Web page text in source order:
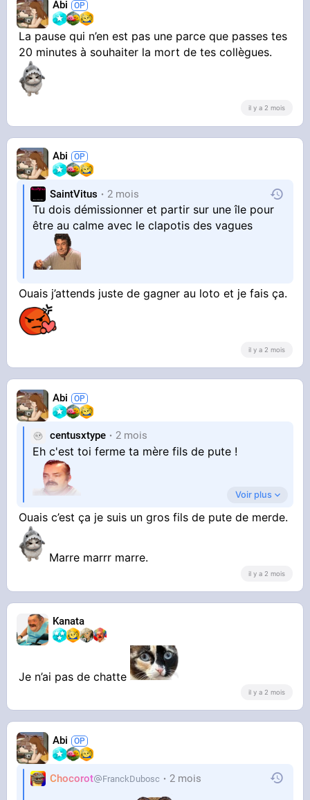
Abi
La pause qui n’en est pas une parce que passes tes
20 minutes à souhaiter la mort de tes collègues.
il y a 2 mois
Abi
SaintVitus 2 mois
Tu dois démissionner et partir sur une île pour
être au calme avec le clapotis des vagues
Ouais j’attends juste de gagner au loto et je fais ça.
il y a 2 mois
Abi
centusxtype 2 mois
Eh c'est toi ferme ta mère fils de pute !
Bonne journée nonobstant
Voir plus
Ouais c’est ça je suis un gros fils de pute de merde.
Marre marrr marre.
il y a 2 mois
Kanata
Je n’ai pas de chatte
il y a 2 mois
Abi
Chocorot FranckDubosc 2 mois